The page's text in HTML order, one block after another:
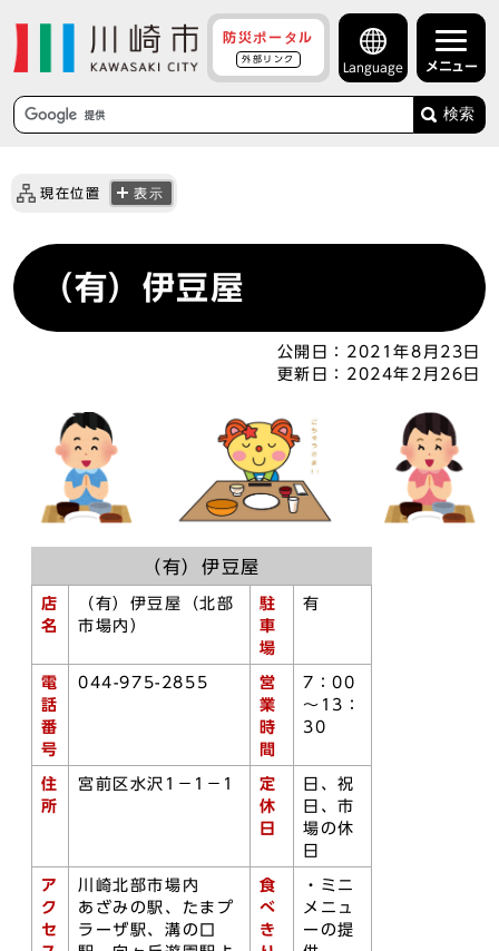
防災ポータル
外部リンク
Language メニュー
検索
現在位置 表示
（有）伊豆屋
公開日： 2021年8月23日
更新日： 2024年2月26日
（有）伊豆屋
店
名
（有）伊豆屋（北部
市場内）
駐
車
場
有
電
話
番
号
044-975-2855
営
業
時
間
7：00
～13：
30
住
所
宮前区水沢1－1－1
定
休
日
日、祝
日、市
場の休
日
ア
ク
セ
川崎北部市場内
あざみの駅、たまプ
ラーザ駅、溝の口
食
べ
き
・ミニ
メニュ
ーの提